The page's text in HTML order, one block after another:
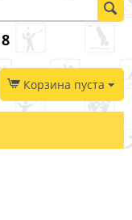
Корзина пуста